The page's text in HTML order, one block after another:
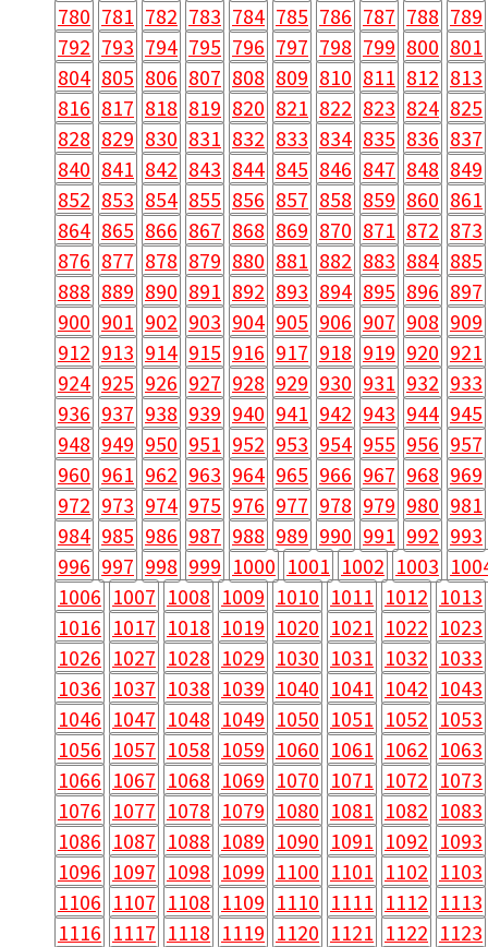
780 781 782 783 784 785 786 787 788 789
792 793 794 795 796 797 798 799 800 801
804 805 806 807 808 809 810 811 812 813
816 817 818 819 820 821 822 823 824 825
828 829 830 831 832 833 834 835 836 837
840 841 842 843 844 845 846 847 848 849
852 853 854 855 856 857 858 859 860 861
864 865 866 867 868 869 870 871 872 873
876 877 878 879 880 881 882 883 884 885
888 889 890 891 892 893 894 895 896 897
900 901 902 903 904 905 906 907 908 909
912 913 914 915 916 917 918 919 920 921
924 925 926 927 928 929 930 931 932 933
936 937 938 939 940 941 942 943 944 945
948 949 950 951 952 953 954 955 956 957
960 961 962 963 964 965 966 967 968 969
972 973 974 975 976 977 978 979 980 981
984 985 986 987 988 989 990 991 992 993
996 997 998 999 1000 1001 1002 1003
1006 1007 1008 1009 1010 1011 1012 1013
1016 1017 1018 1019 1020 1021 1022 1023
1026 1027 1028 1029 1030 1031 1032 1033
1036 1037 1038 1039 1040 1041 1042 1043
1046 1047 1048 1049 1050 1051 1052 1053
1056 1057 1058 1059 1060 1061 1062 1063
1066 1067 1068 1069 1070 1071 1072 1073
1076 1077 1078 1079 1080 1081 1082 1083
1086 1087 1088 1089 1090 1091 1092 1093
1096 1097 1098 1099 1100 1101 1102 1103
1106 1107 1108 1109 1110 1111 1112 1113
1116 1117 1118 1119 1120 1121 1122 1123